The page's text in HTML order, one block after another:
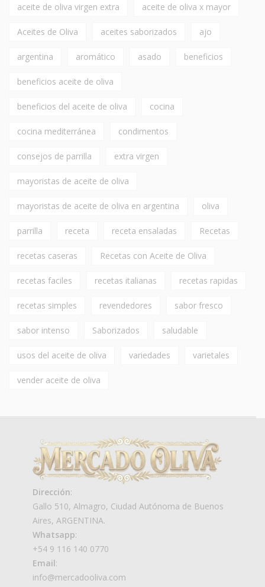
aceite de oliva virgen extra aceite de oliva x mayor
Aceites de Oliva aceites saborizados ajo
argentina aromático asado beneficios
beneficios aceite de oliva
beneficios del aceite de oliva cocina
cocina mediterránea condimentos
consejos de parrilla extra virgen
mayoristas de aceite de oliva
mayoristas de aceite de oliva en argentina oliva
parrilla receta receta ensaladas Recetas
recetas caseras Recetas con Aceite de Oliva
recetas faciles recetas italianas recetas rapidas
recetas simples revendedores sabor fresco
sabor intenso Saborizados saludable
usos del aceite de oliva variedades varietales
vender aceite de oliva
Dirección:
Gallo 510, Almagro, Ciudad Autónoma de Buenos
Aires, ARGENTINA.
Whatsapp:
+54 9 116 140 0770
Email:
info@mercadooliva.com